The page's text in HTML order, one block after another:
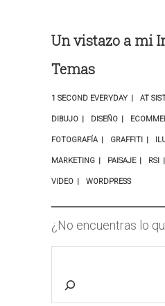
Un vistazo a mi
Temas
1 SECOND EVERYDAY AT
DIBUJO DISEÑO
FOTOGRAFÍA GRAFFITI
MARKETING PAISAJE RSI
VIDEO WORDPRESS
¿No encuentras lo